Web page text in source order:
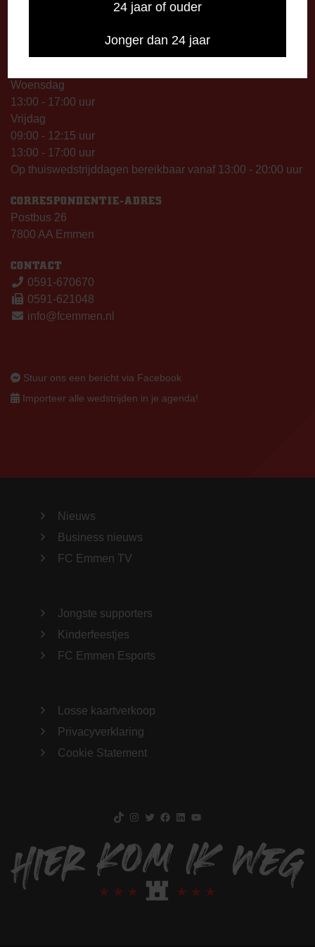
24 jaar of ouder
Jonger dan 24 jaar
Telefonisch bereikbaar op:
Woensdag
13:00 - 17:00 uur
Vrijdag
09:00 - 12:15 uur
13:00 - 17:00 uur
Op thuiswedstrijddagen bereikbaar vanaf 13:00 - 20:00 uur
CORRESPONDENTIE-ADRES
Postbus 26
7800 AA Emmen
CONTACT
0591-670670
0591-621048
info@fcemmen.nl
Stuur ons een bericht via Facebook
Importeer alle wedstrijden in je agenda!
Nieuws
Business nieuws
FC Emmen TV
Jongste supporters
Kinderfeestjes
FC Emmen Esports
Losse kaartverkoop
Privacyverklaring
Cookie Statement